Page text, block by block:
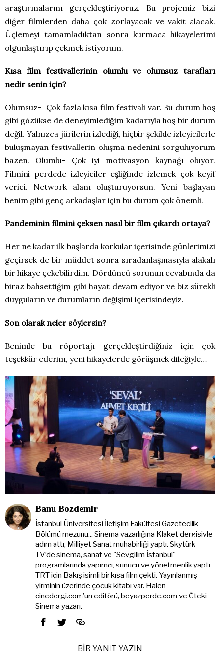
araştırmalarını gerçekleştiriyoruz. Bu projemiz bizi
diğer filmlerden daha çok zorlayacak ve vakit alacak.
Üçlemeyi tamamladıktan sonra kurmaca hikayelerimi
olgunlaştırıp çekmek istiyorum.
Kısa film festivallerinin olumlu ve olumsuz tarafları
nedir senin için?
Olumsuz- Çok fazla kısa film festivali var. Bu durum hoş
gibi gözükse de deneyimlediğim kadarıyla hoş bir durum
değil. Yalnızca jürilerin izlediği, hiçbir şekilde izleyicilerle
buluşmayan festivallerin oluşma nedenini sorguluyorum
bazen. Olumlu- Çok iyi motivasyon kaynağı oluyor.
Filmini perdede izleyiciler eşliğinde izlemek çok keyif
verici. Network alanı oluşturuyorsun. Yeni başlayan
benim gibi genç arkadaşlar için bu durum çok önemli.
Pandeminin filmini çeksen nasıl bir film çıkardı ortaya?
Her ne kadar ilk başlarda korkular içerisinde günlerimizi
geçirsek de bir müddet sonra sıradanlaşmasıyla alakalı
bir hikaye çekebilirdim. Dördüncü sorunun cevabında da
biraz bahsettiğim gibi hayat devam ediyor ve biz sürekli
duyguların ve durumların değişimi içerisindeyiz.
Son olarak neler söylersin?
Benimle bu röportajı gerçekleştirdiğiniz için çok
teşekkür ederim, yeni hikayelerde görüşmek dileğiyle…
Banu Bozdemir
İstanbul Üniversitesi İletişim Fakültesi Gazetecilik
Bölümü mezunu... Sinema yazarlığına Klaket dergisiyle
adım attı, Milliyet Sanat muhabirliği yaptı. Skytürk
TV’de sinema, sanat ve "Sevgilim İstanbul"
programlarında yapımcı, sunucu ve yönetmenlik yaptı.
TRT için Bakış isimli bir kısa film çekti. Yayınlanmış
yirminin üzerinde çocuk kitabı var. Halen
cinedergi.com’un editörü, beyazperde.com ve Öteki
Sinema yazarı.
BIR YANIT YAZIN